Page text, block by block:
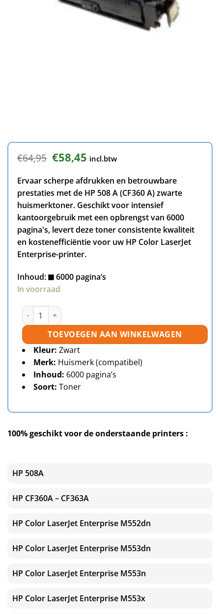
€64,95 Oorspronkelijke
prijs
was:
€64,95.
€58,45Huidige
prijs
is:
€58,45.
incl.btw
Ervaar scherpe afdrukken en betrouwbare
prestaties met de HP 508 A (CF360 A) zwarte
huismerktoner. Geschikt voor intensief
kantoorgebruik met een opbrengst van 6000
pagina's, levert deze toner consistente kwaliteit
en kostenefficiëntie voor uw HP Color LaserJet
Enterprise-printer.
Inhoud:
6000 pagina’s
In voorraad
HP 508A (CF360A) toner zwart huismerk aantal
TOEVOEGEN AAN WINKELWAGEN
Kleur: Zwart
Merk: Huismerk (compatibel)
Inhoud: 6000 pagina’s
Soort: Toner
100% geschikt voor de onderstaande printers :
HP 508A
HP CF360A – CF363A
HP Color LaserJet Enterprise M552dn
HP Color LaserJet Enterprise M553dn
HP Color LaserJet Enterprise M553n
HP Color LaserJet Enterprise M553x